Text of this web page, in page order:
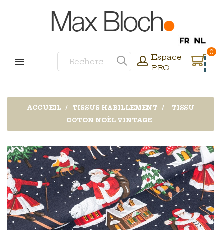
Espace
PRO
0
ACCUEIL TISSUS HABILLEMENT
TISSU
COTON NOËL VINTAGE